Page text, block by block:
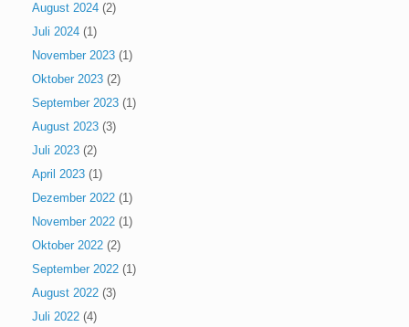
August 2024 (2)
Juli 2024 (1)
November 2023 (1)
Oktober 2023 (2)
September 2023 (1)
August 2023 (3)
Juli 2023 (2)
April 2023 (1)
Dezember 2022 (1)
November 2022 (1)
Oktober 2022 (2)
September 2022 (1)
August 2022 (3)
Juli 2022 (4)